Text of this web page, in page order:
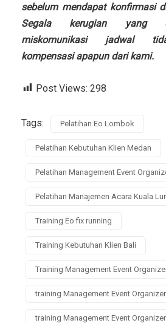
sebelum mendapat konfirmasi
Segala kerugian yang
miskomunikasi jadwal
kompensasi apapun dari kami.
Post Views: 298
Tags: Pelatihan Eo Lombok
Pelatihan Kebutuhan Klien Medan
Pelatihan Management Event
Pelatihan Manajemen Acara Kuala
Training Eo fix running
Training Kebutuhan Klien Bali
Training Management Event
training Management Event
training Management Event